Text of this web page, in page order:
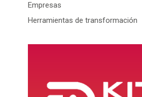
Empresas
Herramientas de transformación